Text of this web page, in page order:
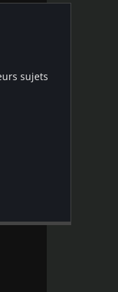
sujets